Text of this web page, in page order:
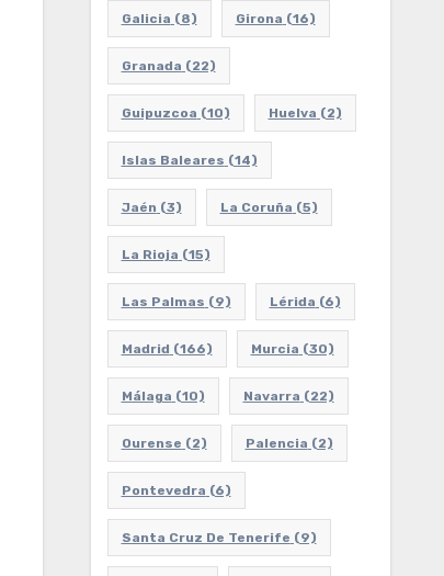
Galicia (8) Girona (16)
Granada (22)
Guipuzcoa (10) Huelva (2)
Islas Baleares (14)
Jaén (3) La Coruña (5)
La Rioja (15)
Las Palmas (9) Lérida (6)
Madrid (166) Murcia (30)
Málaga (10) Navarra (22)
Ourense (2) Palencia (2)
Pontevedra (6)
Santa Cruz De Tenerife (9)